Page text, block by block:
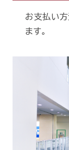
お支払い
ます。